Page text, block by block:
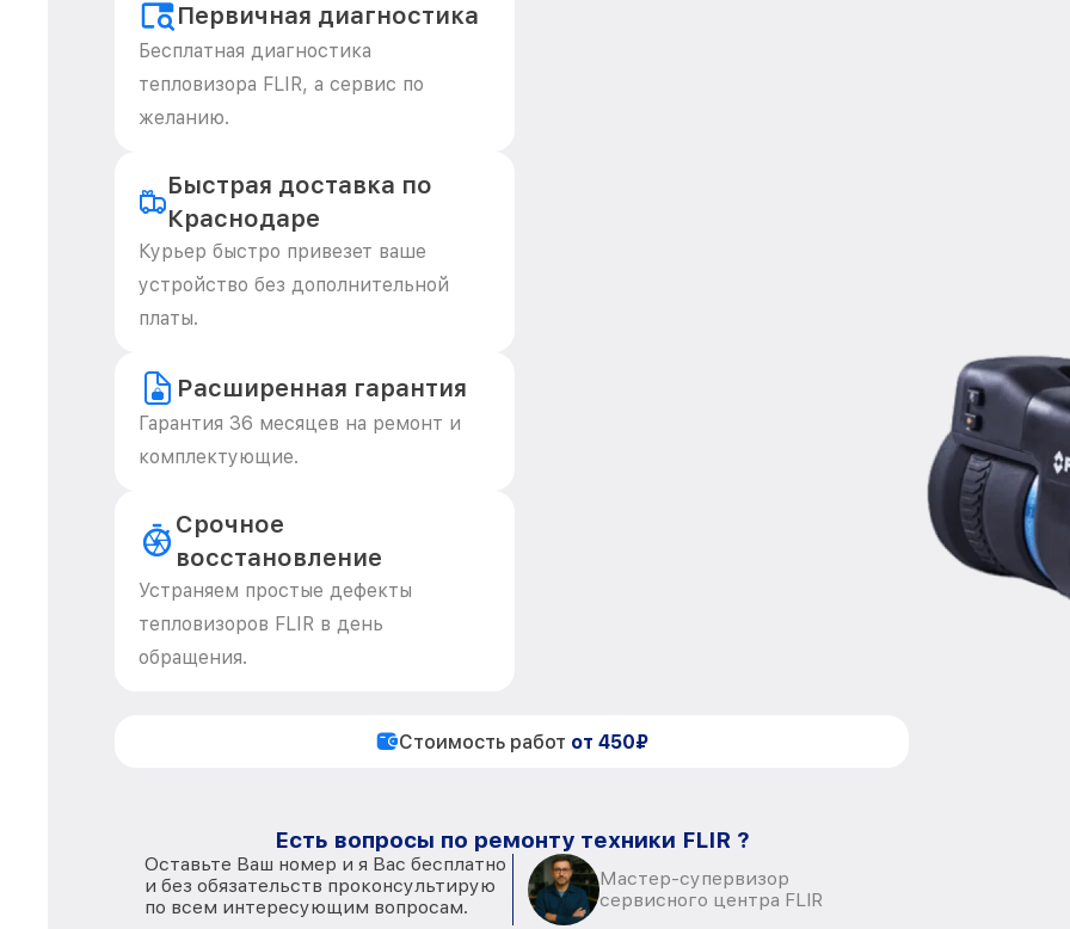
Первичная диагностика
Бесплатная диагностика
тепловизора FLIR, а сервис по
желанию.
Быстрая доставка по
Краснодаре
Курьер быстро привезет ваше
устройство без дополнительной
платы.
Расширенная гарантия
Гарантия 36 месяцев на ремонт и
комплектующие.
Срочное
восстановление
Устраняем простые дефекты
тепловизоров FLIR в день
обращения.
Стоимость работ от 450₽
Есть вопросы по ремонту техники FLIR ?
Оставьте Ваш номер и я Вас бесплатно
и без обязательств проконсультирую
по всем интересующим вопросам.
Мастер-супервизор
сервисного центра FLIR